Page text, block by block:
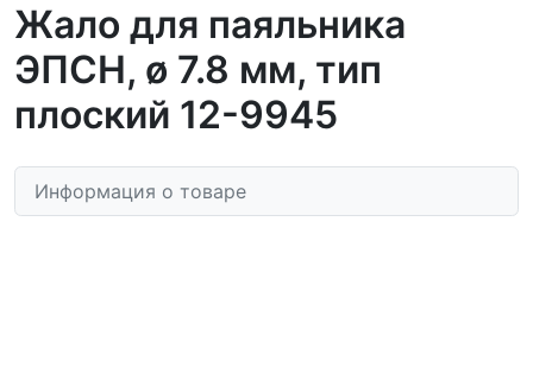
Жало для паяльника
ЭПСН, ø 7.8 мм, тип
плоский 12-9945
Информация о товаре